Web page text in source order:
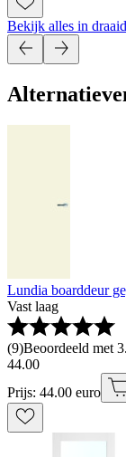
Bekijk alles in
Lundia boarddeur
Vast laag
(9)Beoordeeld met
44.00
Prijs: 44.00 euro